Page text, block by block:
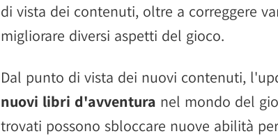
di vista dei contenuti, oltre a correggere
migliorare diversi aspetti del gioco.
Dal punto di vista dei nuovi contenuti,
nuovi libri d'avventura nel mondo del
trovati possono sbloccare nuove abilità